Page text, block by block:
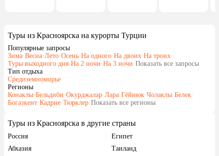
Туры из Красноярска на курорты Турции
Популярные запросы
Зима·Весна·Лето·Осень·На одного·На двоих·На троих·
Туры выходного дня·На 2 ночи·На 3 ночи·Показать все запросы
Тип отдыха
Средиземноморье
Регионы
Конаклы·Бельдиби·Окурджалар·Лара·Гёйнюк·Чолаклы·Белек·
Богазкент·Кадрие·Тюрклер·Показать все регионы
Туры из Красноярска в другие страны
Россия
Египет
Абхазия
Таиланд